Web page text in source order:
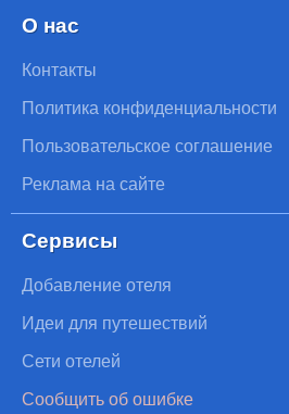
О нас
Контакты
Политика конфиденциальности
Пользовательское соглашение
Реклама на сайте
Сервисы
Добавление отеля
Идеи для путешествий
Сети отелей
Сообщить об ошибке